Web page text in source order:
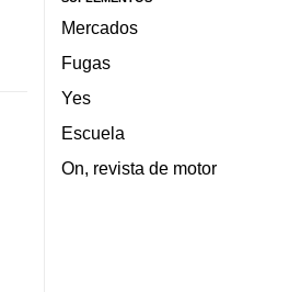
Mercados
Fugas
Yes
Escuela
On, revista de motor